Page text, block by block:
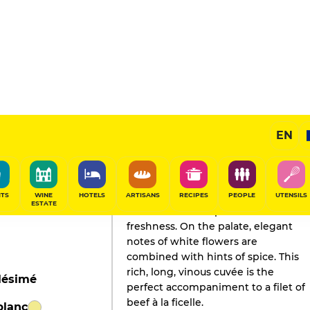
EN
WINE
ESTATE
HOTELS ARTISANS RECIPES PEOPLE UTENSILS
Champagne
GAULT&MILLAU'S REVIEW
2019
The nose offers a pleasant floral
freshness. On the palate, elegant
notes of white flowers are
combined with hints of spice. This
rich, long, vinous cuvée is the
perfect accompaniment to a filet of
beef à la ficelle.